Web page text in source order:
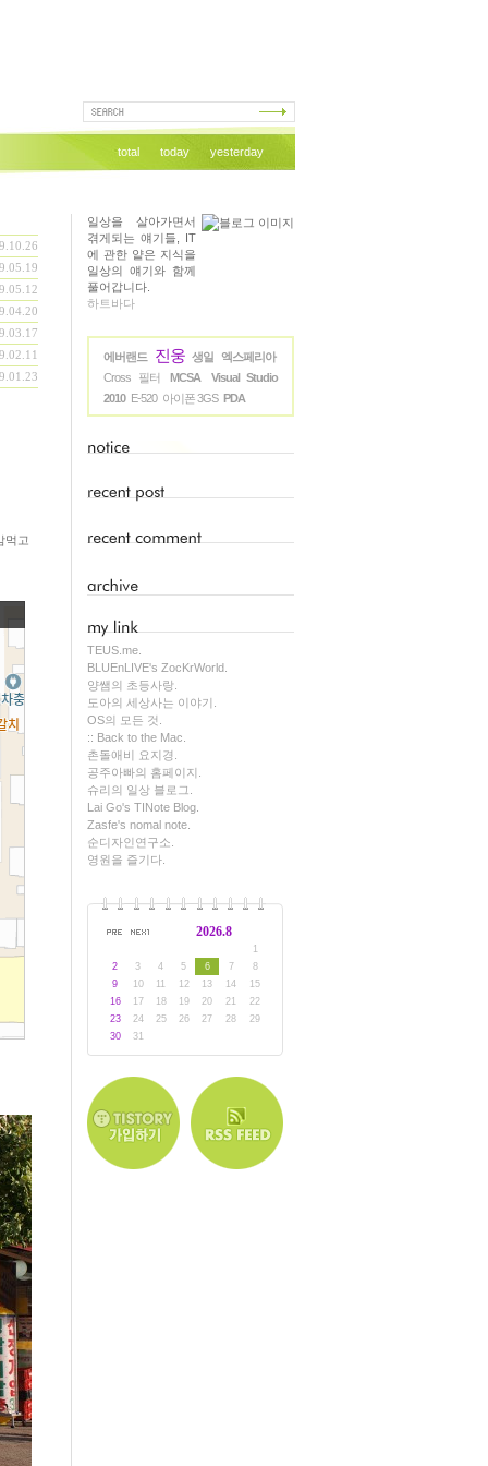
total today yesterday
일상을 살아가면서
겪게되는 얘기들, IT
에 관한 얕은 지식을
일상의 얘기와 함께
풀어갑니다.
하트바다
에버랜드 진웅 생일 엑스페리아
Cross 필터
MCSA
Visual Studio
2010 E-520 아이폰 3GS PDA
TEUS.me.
BLUEnLIVE's ZocKrWorld.
양쌤의 초등사랑.
도아의 세상사는 이야기.
OS의 모든 것.
:: Back to the Mac.
촌돌애비 요지경.
공주아빠의 홈페이지.
슈리의 일상 블로그.
Lai Go's TINote Blog.
Zasfe's nomal note.
순디자인연구소.
영원을 즐기다.
2026.8
1
2
3 4 5 6 7
8
9
10 11 12 13 14
15
16
17 18 19 20 21
22
23
24 25 26 27 28
29
30
31
먹고